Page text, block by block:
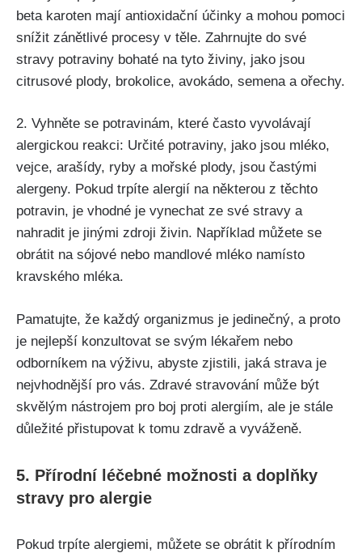
beta karoten mají antioxidační‌ účinky a mohou⁣ pomoci
snížit zánětlivé⁤ procesy v těle. Zahrnujte do své
stravy potraviny bohaté na tyto živiny,​ jako jsou
citrusové plody,⁢ brokolice, avokádo,‌ semena a ořechy.
2. Vyhněte se potravinám, ‌které často vyvolávají
alergickou reakci: Určité potraviny, jako jsou mléko,
vejce, arašídy, ryby a ​mořské plody, jsou ⁤častými
alergeny. Pokud trpíte alergií na některou z těchto
potravin, je vhodné je vynechat ze své stravy a
nahradit je jinými​ zdroji živin. Například můžete se
obrátit ‌na ⁢sójové nebo ‍mandlové mléko namísto
kravského mléka.
Pamatujte, že ⁤každý organizmus je jedinečný, a proto
je nejlepší ⁣konzultovat ​se svým lékařem nebo
odborníkem na výživu, abyste zjistili,‌ jaká strava je
nejvhodnější pro vás. Zdravé ‍stravování může být
skvělým nástrojem pro boj⁤ proti alergiím, ale je stále
důležité přistupovat k tomu zdravě a vyváženě.
5. Přírodní léčebné ‌možnosti a doplňky
stravy pro alergie
Pokud⁤ trpíte alergiemi, můžete se obrátit k přírodním